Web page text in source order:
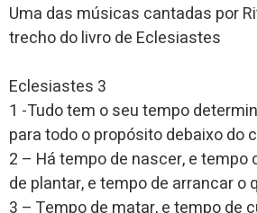
Uma das músicas cantadas por
trecho do livro de Eclesiastes
Eclesiastes 3
1 -Tudo tem o seu tempo
para todo o propósito debaixo do
2 – Há tempo de nascer, e tempo
de plantar, e tempo de arrancar o
3 – Tempo de matar, e tempo de